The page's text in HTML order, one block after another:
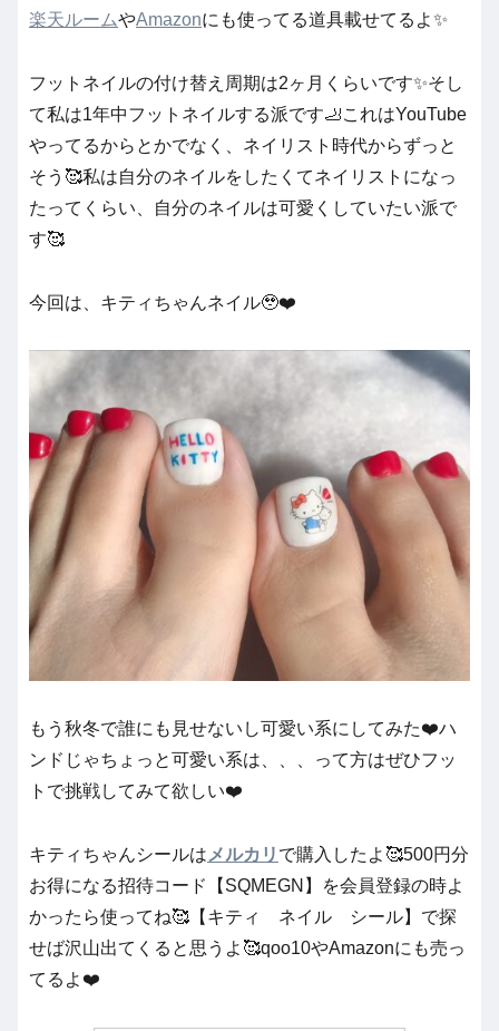
楽天ルームやAmazonにも使ってる道具載せてるよ✨
フットネイルの付け替え周期は2ヶ月くらいです✨そし
て私は1年中フットネイルする派です🦶これはYouTube
やってるからとかでなく、ネイリスト時代からずっと
そう🥰私は自分のネイルをしたくてネイリストになっ
たってくらい、自分のネイルは可愛くしていたい派で
す🥰
今回は、キティちゃんネイル🥹❤️
もう秋冬で誰にも見せないし可愛い系にしてみた❤️ハ
ンドじゃちょっと可愛い系は、、、って方はぜひフッ
トで挑戦してみて欲しい❤️
キティちゃんシールは メルカリ で購入したよ🥰500円分
お得になる招待コード【SQMEGN】を会員登録の時よ
かったら使ってね🥰【キティ ネイル シール】で探
せば沢山出てくると思うよ🥰qoo10やAmazonにも売っ
てるよ❤️